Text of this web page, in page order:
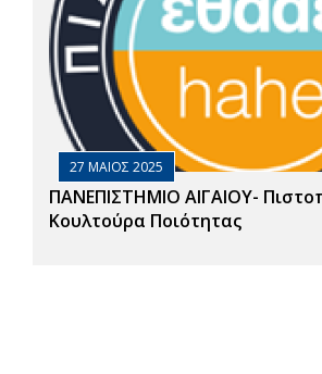
27 ΜΑΙΟΣ 2025
ΠΑΝΕΠΙΣΤΗΜΙΟ ΑΙΓΑΙΟΥ-
Κουλτούρα Ποιότητας